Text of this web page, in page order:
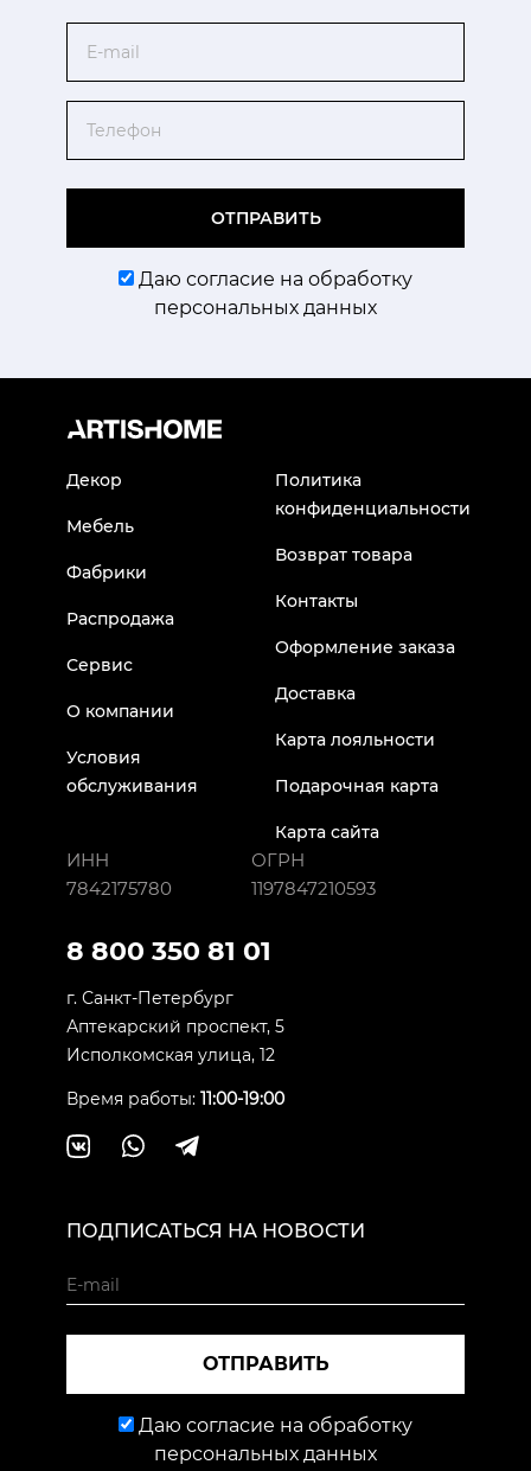
ОТПРАВИТЬ
Даю согласие на обработку
персональных данных
Декор
Мебель
Фабрики
Распродажа
Сервис
О компании
Условия
обслуживания
Политика
конфиденциальности
Возврат товара
Контакты
Оформление заказа
Доставка
Карта лояльности
Подарочная карта
Карта сайта
ИНН
7842175780
ОГРН
1197847210593
8 800 350 81 01
г. Санкт-Петербург
Аптекарский проспект, 5
Исполкомская улица, 12
Время работы: 11:00-19:00
ПОДПИСАТЬСЯ НА НОВОСТИ
ОТПРАВИТЬ
Даю согласие на обработку
персональных данных